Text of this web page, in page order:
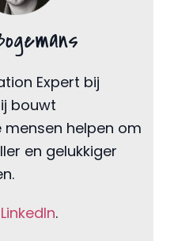
Expert bij
bouwt
helpen om
en gelukkiger
.